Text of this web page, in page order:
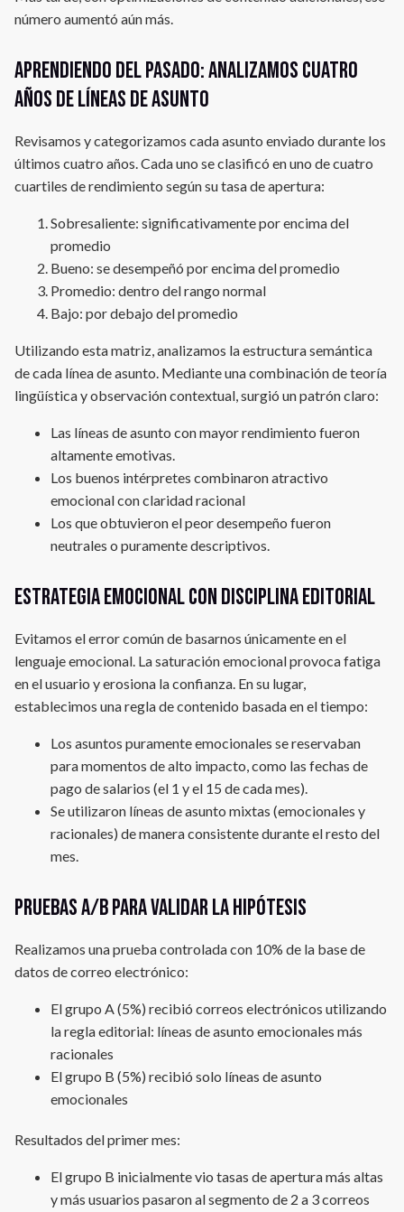
número aumentó aún más.
Aprendiendo del pasado: Analizamos cuatro
años de líneas de asunto
Revisamos y categorizamos cada asunto enviado durante los
últimos cuatro años. Cada uno se clasificó en uno de cuatro
cuartiles de rendimiento según su tasa de apertura:
Sobresaliente: significativamente por encima del
promedio
Bueno: se desempeñó por encima del promedio
Promedio: dentro del rango normal
Bajo: por debajo del promedio
Utilizando esta matriz, analizamos la estructura semántica
de cada línea de asunto. Mediante una combinación de teoría
lingüística y observación contextual, surgió un patrón claro:
Las líneas de asunto con mayor rendimiento fueron
altamente emotivas.
Los buenos intérpretes combinaron atractivo
emocional con claridad racional
Los que obtuvieron el peor desempeño fueron
neutrales o puramente descriptivos.
Estrategia emocional con disciplina editorial
Evitamos el error común de basarnos únicamente en el
lenguaje emocional. La saturación emocional provoca fatiga
en el usuario y erosiona la confianza. En su lugar,
establecimos una regla de contenido basada en el tiempo:
Los asuntos puramente emocionales se reservaban
para momentos de alto impacto, como las fechas de
pago de salarios (el 1 y el 15 de cada mes).
Se utilizaron líneas de asunto mixtas (emocionales y
racionales) de manera consistente durante el resto del
mes.
Pruebas A/B para validar la hipótesis
Realizamos una prueba controlada con 10% de la base de
datos de correo electrónico:
El grupo A (5%) recibió correos electrónicos utilizando
la regla editorial: líneas de asunto emocionales más
racionales
El grupo B (5%) recibió solo líneas de asunto
emocionales
Resultados del primer mes:
El grupo B inicialmente vio tasas de apertura más altas
y más usuarios pasaron al segmento de 2 a 3 correos